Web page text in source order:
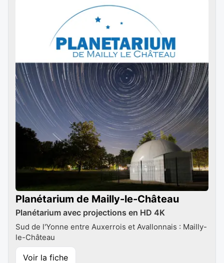
Planétarium de Mailly-le-Château
Planétarium avec projections en HD 4K
Sud de l'Yonne entre Auxerrois et Avallonnais : Mailly-
le-Château
Voir la fiche